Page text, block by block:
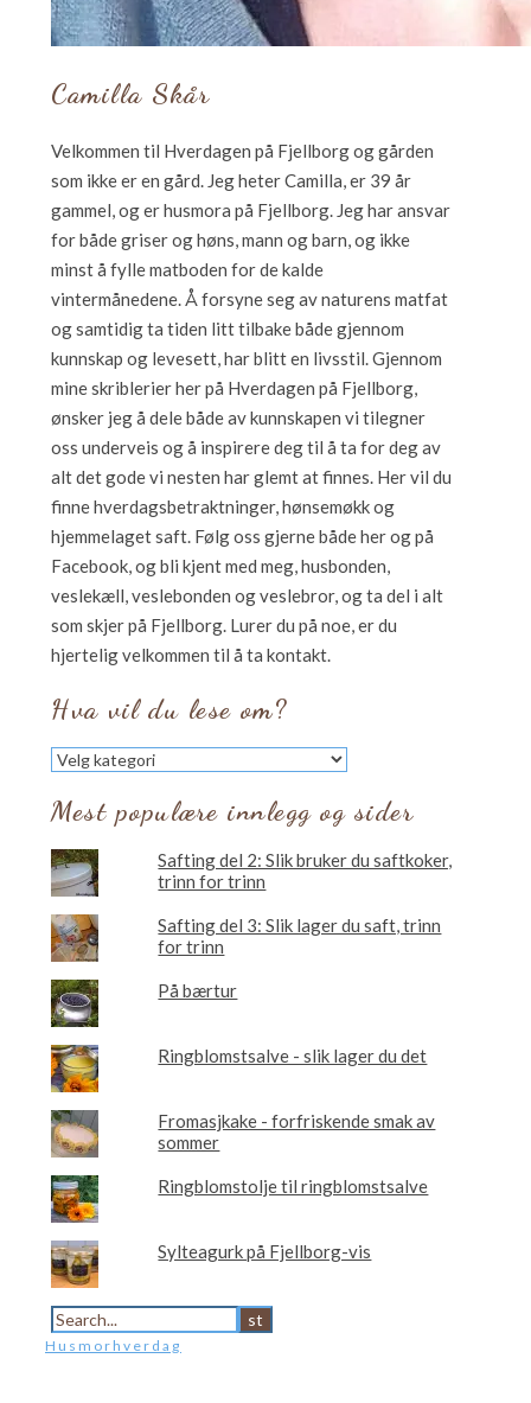
Camilla Skår
Velkommen til Hverdagen på Fjellborg og gården
som ikke er en gård. Jeg heter Camilla, er 39 år
gammel, og er husmora på Fjellborg. Jeg har ansvar
for både griser og høns, mann og barn, og ikke
minst å fylle matboden for de kalde
vintermånedene. Å forsyne seg av naturens matfat
og samtidig ta tiden litt tilbake både gjennom
kunnskap og levesett, har blitt en livsstil. Gjennom
mine skriblerier her på Hverdagen på Fjellborg,
ønsker jeg å dele både av kunnskapen vi tilegner
oss underveis og å inspirere deg til å ta for deg av
alt det gode vi nesten har glemt at finnes. Her vil du
finne hverdagsbetraktninger, hønsemøkk og
hjemmelaget saft. Følg oss gjerne både her og på
Facebook, og bli kjent med meg, husbonden,
veslekæll, veslebonden og veslebror, og ta del i alt
som skjer på Fjellborg. Lurer du på noe, er du
hjertelig velkommen til å ta kontakt.
Hva vil du lese om?
Hva
vil
du
lese
Mest populære innlegg og sider
Safting del 2: Slik bruker du saftkoker,
trinn for trinn
Safting del 3: Slik lager du saft, trinn
for trinn
På bærtur
Ringblomstsalve - slik lager du det
Fromasjkake - forfriskende smak av
sommer
Ringblomstolje til ringblomstsalve
Sylteagurk på Fjellborg-vis
Husmorhverdag